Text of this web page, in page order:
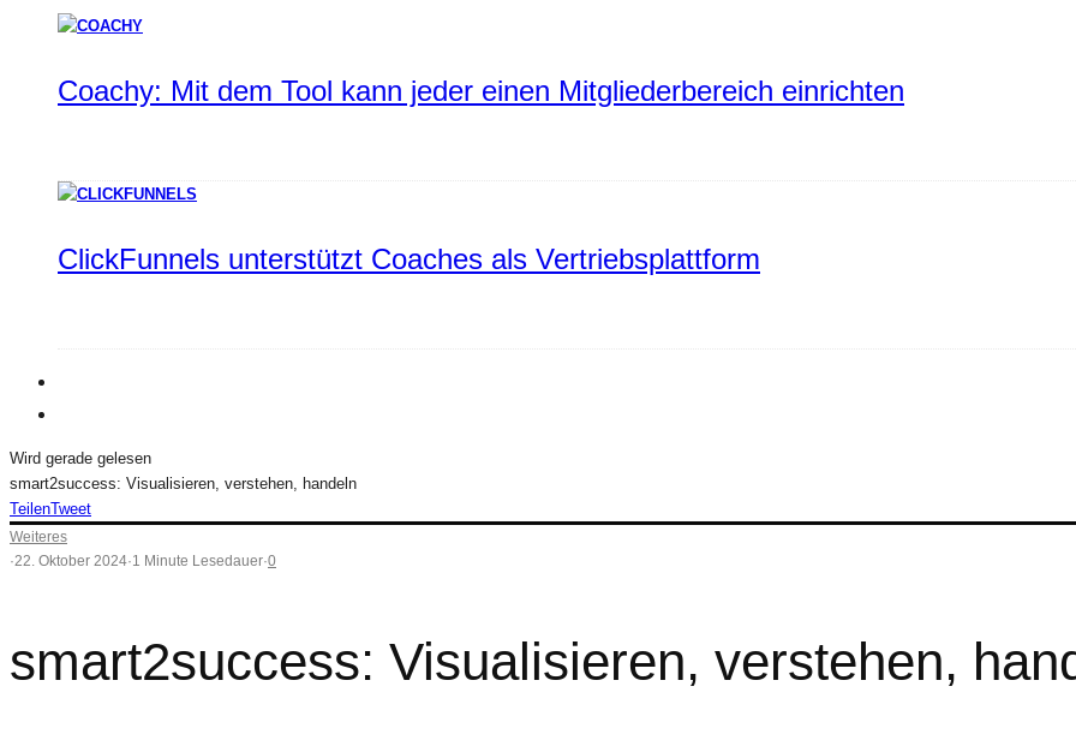
Coachy: Mit dem Tool kann jeder einen Mitgliederbereich einrichten
ClickFunnels unterstützt Coaches als Vertriebsplattform
Wird gerade gelesen
smart2success: Visualisieren, verstehen, handeln
TeilenTweet
Weiteres
·22. Oktober 2024·1 Minute Lesedauer·0
smart2success: Visualisieren, verstehen,